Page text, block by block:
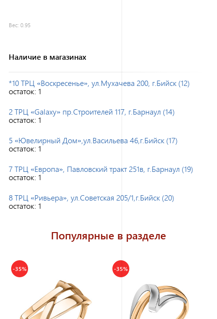
Вес: 0.95
Наличие в магазинах
*10 ТРЦ «Воскресенье», ул.Мухачева 200, г.Бийск (12)
остаток: 1
2 ТРЦ «Galaxy» пр.Строителей 117, г.Барнаул (14)
остаток: 1
5 «Ювелирный Дом»,ул.Васильева 46,г.Бийск (17)
остаток: 1
7 ТРЦ «Европа», Павловский тракт 251в, г.Барнаул (19)
остаток: 1
8 ТРЦ «Ривьера», ул.Советская 205/1,г.Бийск (20)
остаток: 1
Популярные в разделе
-35% -35%